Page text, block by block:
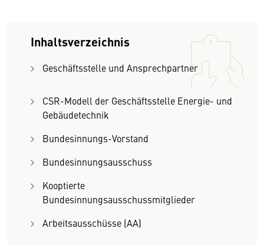
Inhaltsverzeichnis
Geschäftsstelle und Ansprechpartner
CSR-Modell der Geschäftsstelle Energie- und
Gebäudetechnik
Bundesinnungs-Vorstand
Bundesinnungsausschuss
Kooptierte
Bundesinnungsausschussmitglieder
Arbeitsausschüsse (AA)